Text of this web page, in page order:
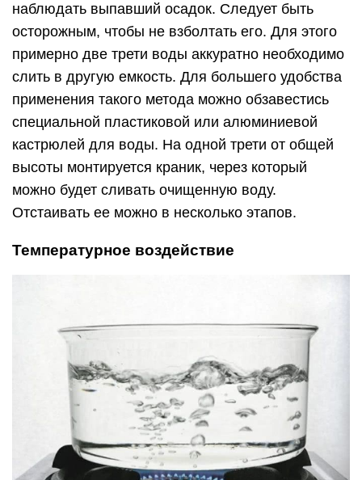
наблюдать выпавший осадок. Следует быть
осторожным, чтобы не взболтать его. Для этого
примерно две трети воды аккуратно необходимо
слить в другую емкость. Для большего удобства
применения такого метода можно обзавестись
специальной пластиковой или алюминиевой
кастрюлей для воды. На одной трети от общей
высоты монтируется краник, через который
можно будет сливать очищенную воду.
Отстаивать ее можно в несколько этапов.
Температурное воздействие